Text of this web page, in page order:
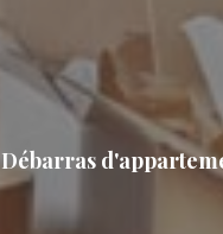
Débarras